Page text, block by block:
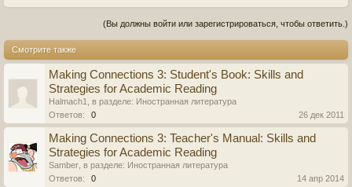
(Вы должны войти или зарегистрироваться, чтобы ответить.)
Смотрите также
Making Connections 3: Student's Book: Skills and
Strategies for Academic Reading
Halmach1 , в разделе: Иностранная литература
Ответов:
0 26 дек 2011
Making Connections 3: Teacher's Manual: Skills and
Strategies for Academic Reading
Samber , в разделе: Иностранная литература
Ответов:
0 14 апр 2014